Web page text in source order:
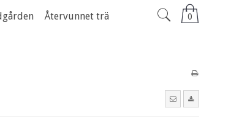
0
Återvunnet trä